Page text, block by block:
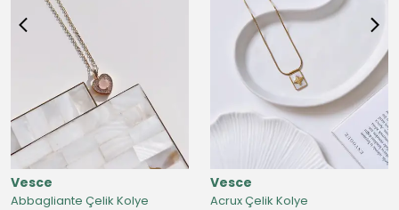
Vesce
Abbagliante Çelik Kolye
Vesce
Acrux Çelik Kolye